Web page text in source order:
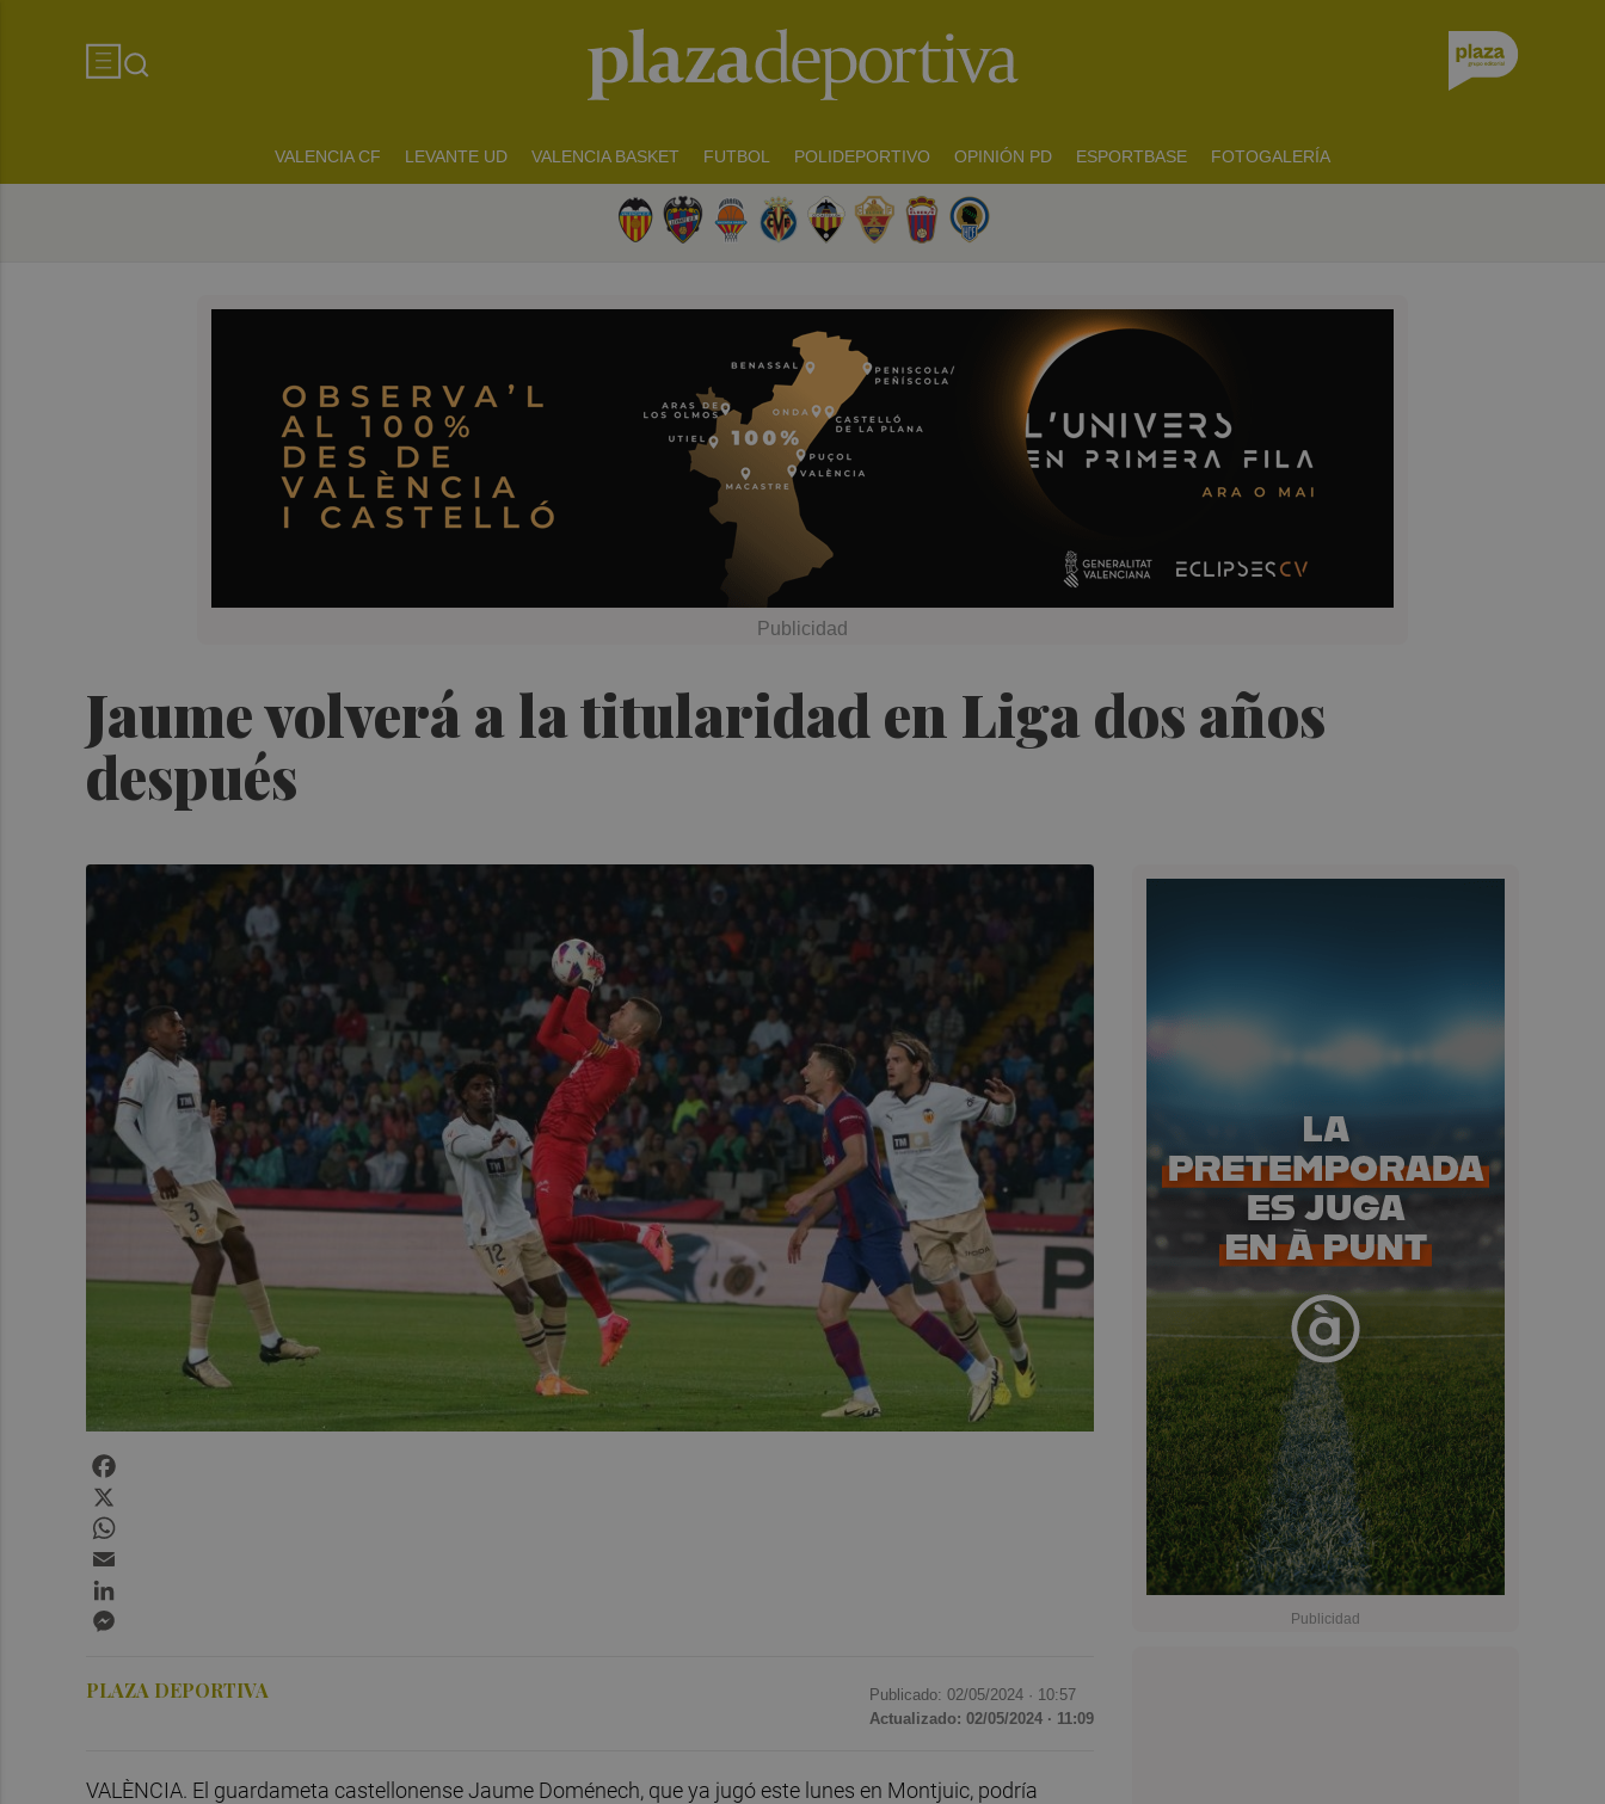
VALENCIA CF LEVANTE UD VALENCIA BASKET FUTBOL POLIDEPORTIVO OPINIÓN PD ESPORTBASE FOTOGALERÍA
Jaume volverá a la titularidad en Liga dos años
después
PLAZA DEPORTIVA Publicado: 02/05/2024 · 10:57
Actualizado: 02/05/2024 · 11:09
VALÈNCIA. El guardameta castellonense Jaume Doménech, que ya jugó este lunes en Montjuic, podría